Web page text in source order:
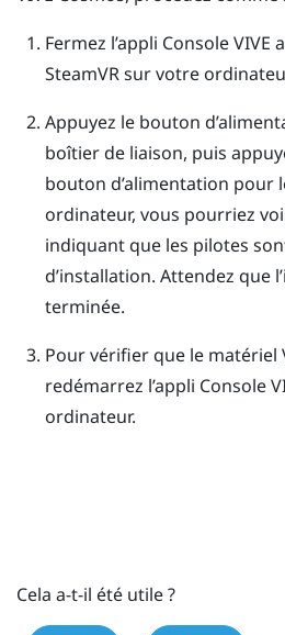
Fermez l’appli Console VIVE
SteamVRsur votre
Appuyez le bouton
boîtier de liaison, puis
bouton d’alimentation pour
ordinateur, vous pourriez
indiquant que les pilotes
d’installation. Attendez que
terminée.
Pour vérifier que le matériel
redémarrez l’appli Console
ordinateur.
Cela a-t-il été utile ?